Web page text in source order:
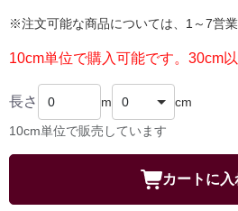
※注文可能な商品については、1～7営業
10cm単位で購入可能です。30cm
長さ m cm
10cm単位で販売しています
カートに入